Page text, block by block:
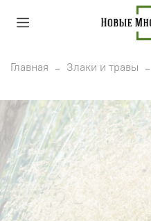
Главная Злаки и травы